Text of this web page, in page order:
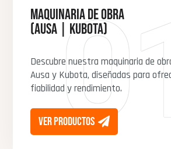
Maquinaria de Obra
(ausa | kubota)
Descubre nuestra maquinaria de
Ausa y Kubota, diseñadas para
fiabilidad y rendimiento.
ver productos